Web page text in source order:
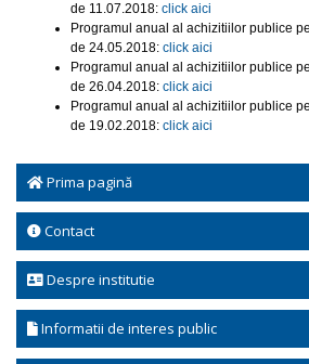
Prima pagină
Contact
Despre institutie
Informatii de interes public
de 11.07.2018: click aici
Programul anual al achizitiilor publice
de 24.05.2018: click aici
Programul anual al achizitiilor publice
de 26.04.2018: click aici
Programul anual al achizitiilor publice
de 19.02.2018: click aici